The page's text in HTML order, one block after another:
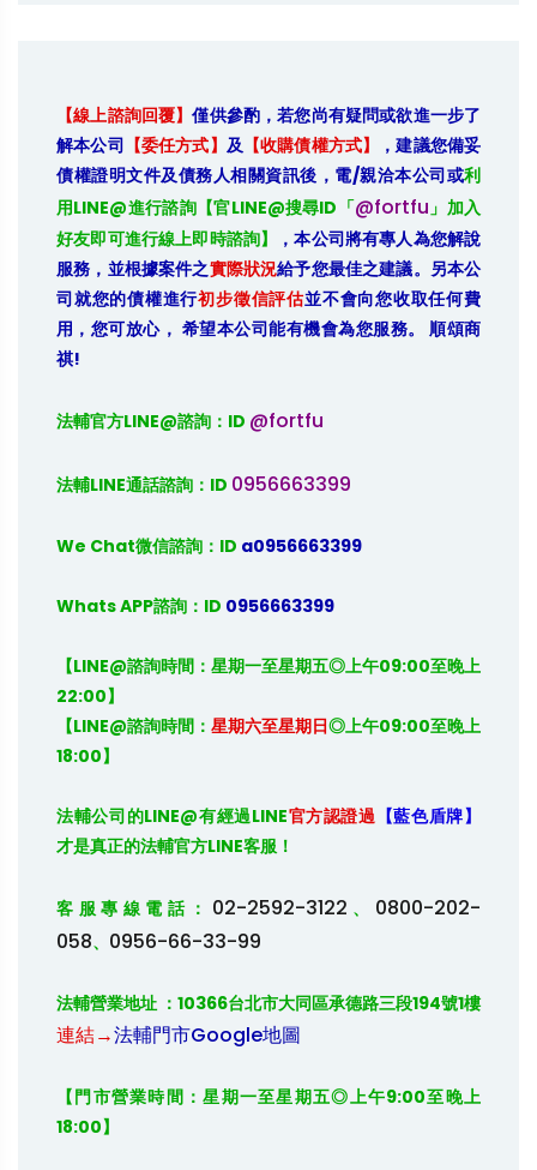
【線上諮詢回覆】僅供參酌，若您尚有疑問或欲進一步了
解本公司 【委任方式】 及【收購債權方式】
，建議您備妥
債權證明文件及債務人相關資訊後，電/親洽本公司或利
用LINE@進行諮詢【官LINE@搜尋ID「@fortfu」加入
好友即可進行線上即時諮詢】
，本公司將有專人為您解說
服務，並根據案件之實際狀況給予您最佳之建議。另本公
司就您的債權進行初步徵信評估並不會向您收取任何費
用，您可放心， 希望本公司能有機會為您服務。 順頌商
祺!
法輔官方LINE@諮詢：ID @fortfu
法輔LINE通話諮詢：ID 0956663399
We Chat微信諮詢：ID a0956663399
Whats APP諮詢：ID 0956663399
【LINE@諮詢時間：星期一至星期五◎上午09:00至晚上
22:00】
【LINE@諮詢時間： 星期六至星期日◎上午09:00至晚上
18:00】
法輔公司的LINE@有經過LINE官方認證過 【藍色盾牌】
才是真正的法輔官方LINE客服！
客服專線電話： 02-2592-3122 、 0800-202-
058、 0956-66-33-99
法輔營業地址 ：10366台北市大同區承德路三段194號1樓
連結→法輔門市Google地圖
【門市營業時間：星期一至星期五◎上午9:00至晚上
18:00】